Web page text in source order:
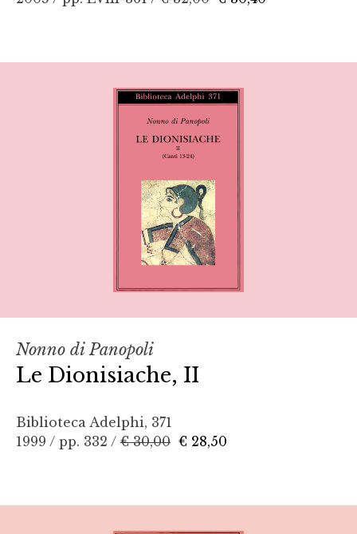
Nonno di Panopoli
Le Dionisiache, II
Biblioteca Adelphi, 371
1999 / pp. 332 / € 30,00 € 28,50